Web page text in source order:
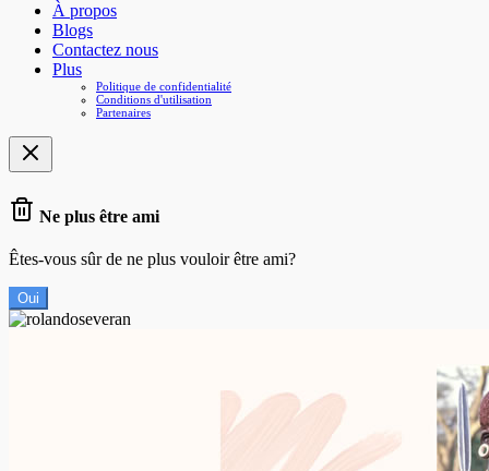
À propos
Blogs
Contactez nous
Plus
Politique de confidentialité
Conditions d'utilisation
Partenaires
Ne plus être ami
Êtes-vous sûr de ne plus vouloir être ami?
Oui